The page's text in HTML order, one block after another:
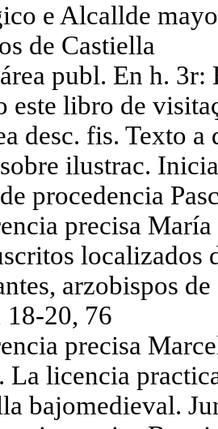
e Alcallde
de Castiella
publ. En h. 3r:
este libro de
desc. fis. Texto a
ilustrac.
procedencia
precisa
localizados
arzobispos
18-20, 76
precisa
La licencia
bajomedieval.